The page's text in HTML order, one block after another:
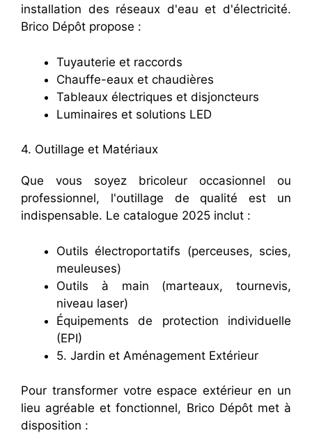
installation des réseaux d'eau et d'électricité.
Brico Dépôt propose :
Tuyauterie et raccords
Chauffe-eaux et chaudières
Tableaux électriques et disjoncteurs
Luminaires et solutions LED
4. Outillage et Matériaux
Que vous soyez bricoleur occasionnel ou
professionnel, l'outillage de qualité est un
indispensable. Le catalogue 2025 inclut :
Outils électroportatifs (perceuses, scies,
meuleuses)
Outils à main (marteaux, tournevis,
niveau laser)
Équipements de protection individuelle
(EPI)
5. Jardin et Aménagement Extérieur
Pour transformer votre espace extérieur en un
lieu agréable et fonctionnel, Brico Dépôt met à
disposition :